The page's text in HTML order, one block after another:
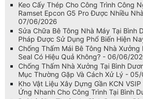
Keo Cấy Thép Cho Công Trình Công
Ramset Epcon G5 Pro Được Nhiều
07/06/2026
Sửa Chữa Bê Tông Nhà Máy Tại Bình
Pháp Được Sử Dụng Phổ Biến Hiện
Chống Thấm Mái Bê Tông Nhà
Seal Có Hiệu Quả Không? - 06/06/
Chống Thấm Nhà Xưởng Tại Bình
Mục Thường Gặp Và Cách Xử Lý -
Kho Vật Liệu Xây Dựng Gần KCN
Ứng Nhanh Cho Công Trình Tại Bình